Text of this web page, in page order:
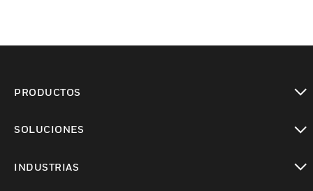
PRODUCTOS
SOLUCIONES
INDUSTRIAS